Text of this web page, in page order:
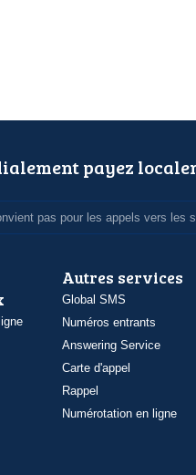
payez
pas pour les appels vers les
Autres services
Global SMS
Numéros entrants
Answering Service
Carte d'appel
Rappel
Numérotation en ligne